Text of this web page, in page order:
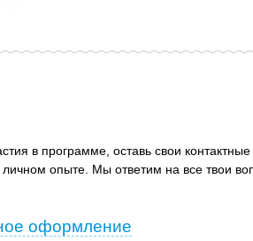
в программе, оставь свои
опыте. Мы ответим на все твои
оформление